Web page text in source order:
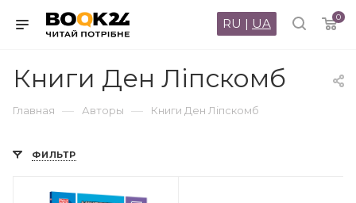
0
RU | UA
Книги Ден Ліпскомб
Главная — Авторы — Книги Ден Ліпскомб
ФИЛЬТР